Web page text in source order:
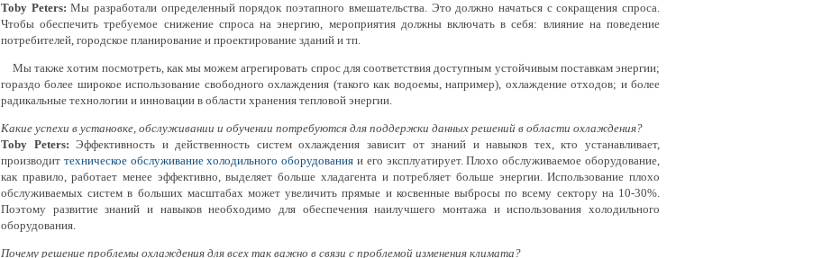
Toby Peters: Мы разработали определенный порядок поэтапного вмешательства. Это должно начаться с сокращения спроса.
Чтобы обеспечить требуемое снижение спроса на энергию, мероприятия должны включать в себя: влияние на поведение
потребителей, городское планирование и проектирование зданий и тп.
Мы также хотим посмотреть, как мы можем агрегировать спрос для соответствия доступным устойчивым поставкам энергии;
гораздо более широкое использование свободного охлаждения (такого как водоемы, например), охлаждение отходов; и более
радикальные технологии и инновации в области хранения тепловой энергии.
Какие успехи в установке, обслуживании и обучении потребуются для поддержки данных решений в области охлаждения?
Toby Peters: Эффективность и действенность систем охлаждения зависит от знаний и навыков тех, кто устанавливает,
производит техническое обслуживание холодильного оборудования и его эксплуатирует. Плохо обслуживаемое оборудование,
как правило, работает менее эффективно, выделяет больше хладагента и потребляет больше энергии. Использование плохо
обслуживаемых систем в больших масштабах может увеличить прямые и косвенные выбросы по всему сектору на 10-30%.
Поэтому развитие знаний и навыков необходимо для обеспечения наилучшего монтажа и использования холодильного
оборудования.
Почему решение проблемы охлаждения для всех так важно в связи с проблемой изменения климата?